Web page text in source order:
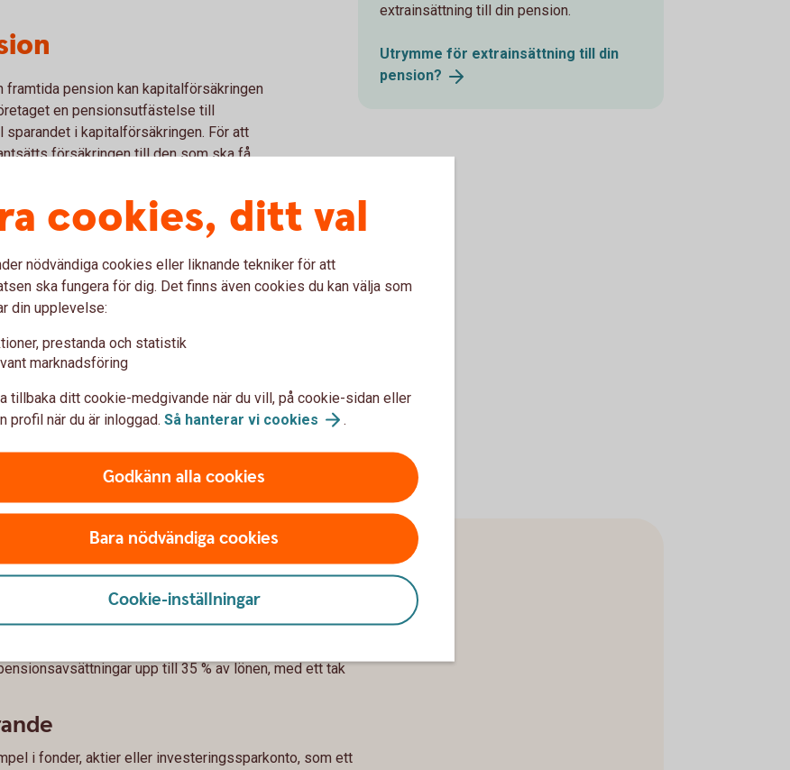
pension kan kapitalförsäkringen
en pensionsutfästelse till
i kapitalförsäkringen. För att
försäkringen till den som ska få
är reserverade för pensionen
betalas ut.
för företagare
vara relativt flexibel. Eftersom
om verksamheten
i bolaget.
till företagets ekonomi. Därför
av en större pensionsstrategi där
kompletterar varandra.
extrainsättning till din pension.
Utrymme för extrainsättning till din
pension?
pension som företagare
upp till 35 % av lönen, med ett tak
i fonder, aktier eller investeringssparkonto, som ett
cookies, ditt val
nödvändiga cookies eller liknande tekniker för att
ska fungera för dig. Det finns även cookies du kan välja som
din upplevelse:
prestanda och statistik
marknadsföring
tillbaka ditt cookie-medgivande när du vill, på cookie-sidan eller
profil när du är inloggad. Så hanterar vi cookies .
Godkänn alla cookies
Bara nödvändiga cookies
Cookie-inställningar